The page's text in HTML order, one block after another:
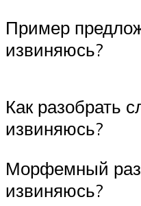
Пример
извиняюсь?
Как разобрать
извиняюсь?
Морфемный
извиняюсь?